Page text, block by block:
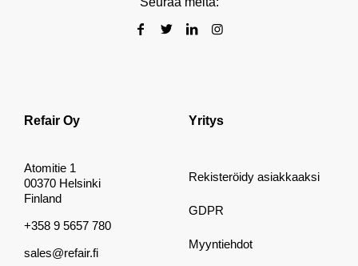
Refair Oy
Atomitie 1
00370 Helsinki
Finland
+358 9 5657 780
sales@refair.fi
Yritys
Rekisteröidy asiakkaaksi
GDPR
Myyntiehdot